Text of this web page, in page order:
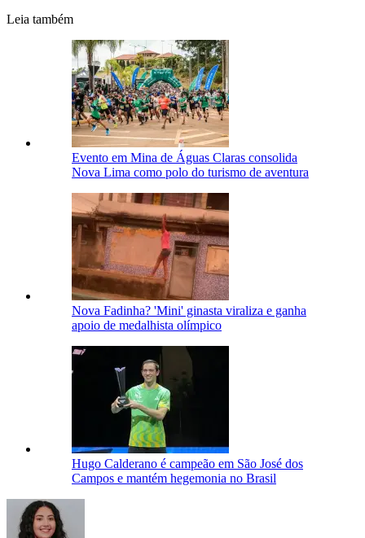
Leia também
Evento em Mina de Águas Claras consolida
Nova Lima como polo do turismo de aventura
Nova Fadinha? 'Mini' ginasta viraliza e ganha
apoio de medalhista olímpico
Hugo Calderano é campeão em São José dos
Campos e mantém hegemonia no Brasil